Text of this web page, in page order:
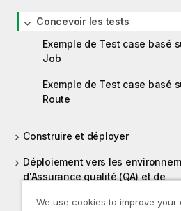
Concevoir les tests
Exemple de Test case basé
Job
Exemple de Test case basé
Route
Construire et déployer
Déploiement vers les
d'Assurance qualité (QA) et de
We use cookies to improve